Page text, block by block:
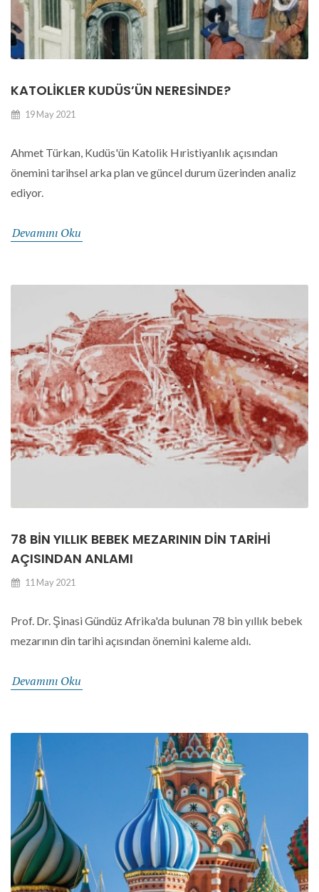
KATOLIKLER KUDÜS’ÜN NERESINDE?
19 May 2021
Ahmet Türkan, Kudüs'ün Katolik Hıristiyanlık açısından
önemini tarihsel arka plan ve güncel durum üzerinden analiz
ediyor.
Devamını Oku
78 BIN YILLIK BEBEK MEZARININ DIN TARIHI
AÇISINDAN ANLAMI
11 May 2021
Prof. Dr. Şinasi Gündüz Afrika'da bulunan 78 bin yıllık bebek
mezarının din tarihi açısından önemini kaleme aldı.
Devamını Oku